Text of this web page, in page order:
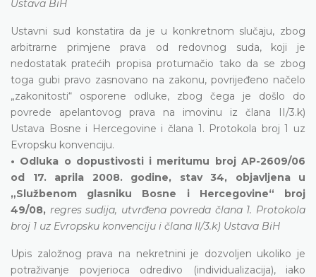
Ustava BiH
Ustavni sud konstatira da je u konkretnom slučaju, zbog
arbitrarne primjene prava od redovnog suda, koji je
nedostatak pratećih propisa protumačio tako da se zbog
toga gubi pravo zasnovano na zakonu, povrijeđeno načelo
„zakonitosti“ osporene odluke, zbog čega je došlo do
povrede apelantovog prava na imovinu iz člana II/3.k)
Ustava Bosne i Hercegovine i člana 1. Protokola broj 1 uz
Evropsku konvenciju.
• Odluka o dopustivosti i meritumu broj AP-2609/06
od 17. aprila 2008. godine, stav 34, objavljena u
„Službenom glasniku Bosne i Hercegovine“ broj
49/08, regres sudija, utvrđena povreda člana 1. Protokola
broj 1 uz Evropsku konvenciju i člana II/3.k) Ustava BiH
Upis založnog prava na nekretnini je dozvoljen ukoliko je
potraživanje povjerioca odredivo (individualizacija), iako